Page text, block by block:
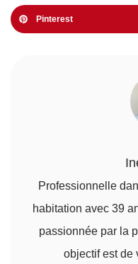
Pinterest
Professionnelle
habitation avec 39
passionnée par la
objectif est de